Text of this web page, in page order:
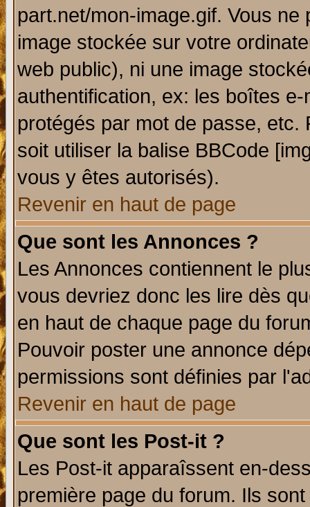
part.net/mon-image.gif. Vous
image stockée sur votre
web public), ni une image
authentification, ex: les boîtes
protégés par mot de passe,
soit utiliser la balise BBCode
vous y êtes autorisés).
Revenir en haut de page
Que sont les Annonces ?
Les Annonces contiennent le
vous devriez donc les lire dès
en haut de chaque page du
Pouvoir poster une annonce
permissions sont définies par
Revenir en haut de page
Que sont les Post-it ?
Les Post-it apparaîssent en-
première page du forum. Ils